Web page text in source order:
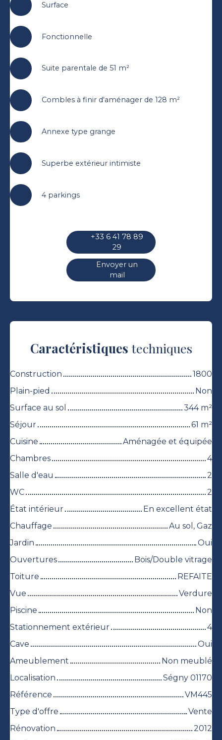
Surface
Fonctionnelle
Suite parentale de 51 m²
Combles à finir d'aménager de 128 m²
Annexe type grange
Superbe extérieur intimiste
4 parkings
+33 6 41 78 89
29
Envoyer un
mail
Caractéristiques techniques
Construction
1800
Plain-pied
Non
Surface au sol
344 m²
Séjour
61 m²
Cuisine
Aménagée et équipée
Chambres
4
Salle d'eau
2
WC
2
État intérieur
En excellent état
Chauffage
Au sol, Gaz
Jardin
Oui
Ouvertures
Bois/Double vitrage
Toiture
REFAITE
Vue
Verdure
Piscine
Non
Stationnement extérieur
4
Cave
Oui
Ameublement
Non meublé
Localisation
Ségny 01170
Référence
VM445
Type d'offre
Vente
Rénovation
2012